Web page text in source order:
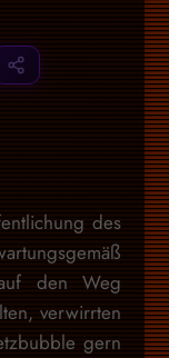
des
auf den Weg
verwirrten
gern